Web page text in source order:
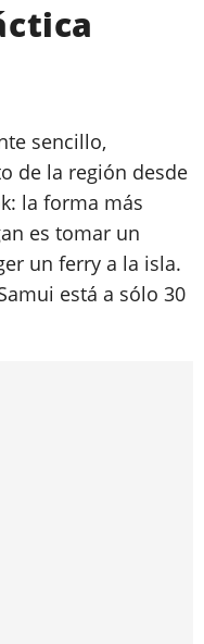
sencillo,
de la región desde
la forma más
es tomar un
un ferry a la isla.
está a sólo 30